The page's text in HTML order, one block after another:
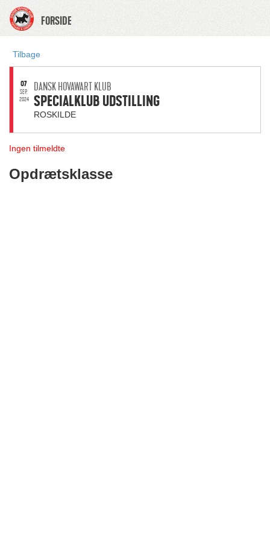
FORSIDE
Tilbage
07
SEP.
2024
DANSK HOVAWART KLUB
SPECIALKLUB UDSTILLING
ROSKILDE
Ingen tilmeldte
Opdrætsklasse